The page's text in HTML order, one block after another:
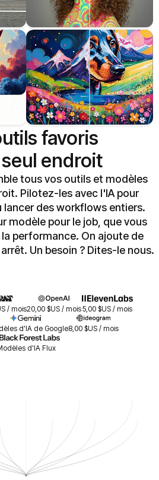
Supprimer l'arrière-plan
Style en image
favoris
endroit
tous vos outils et modèles
Pilotez-les avec l'IA pour
lancer des workflows entiers.
modèle pour le job, que vous
performance. On ajoute de
Un besoin ? Dites-le nous.
/ mois20,00 $US / mois5,00 $US / mois
d'IA de Google8,00 $US / mois
d'IA Flux